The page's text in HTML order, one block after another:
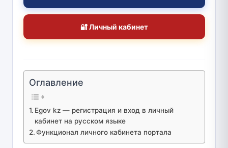
🔐 Личный кабинет
Оглавление
Egov kz — регистрация и вход в личный
кабинет на русском языке
Функционал личного кабинета портала